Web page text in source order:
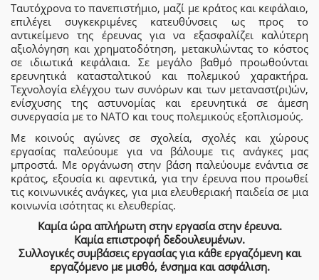
Ταυτόχρονα το πανεπιστήμιο, μαζί με κράτος και κεφάλαιο,
επιλέγει συγκεκριμένες κατευθύνσεις ως προς το
αντικείμενο της έρευνας για να εξασφαλίζει καλύτερη
αξιολόγηση και χρηματοδότηση, μετακυλώντας το κόστος
σε ιδιωτικά κεφάλαια. Σε μεγάλο βαθμό προωθούνται
ερευνητικά κατασταλτικού και πολεμικού χαρακτήρα.
Τεχνολογία ελέγχου των συνόρων και των μεταναστ(ρι)ών,
ενίσχυσης της αστυνομίας και ερευνητικά σε άμεση
συνεργασία με το ΝΑΤΟ και τους πολεμικούς εξοπλισμούς.
Με κοινούς αγώνες σε σχολεία, σχολές και χώρους
εργασίας παλεύουμε για να βάλουμε τις ανάγκες μας
μπροστά. Με οργάνωση στην βάση παλεύουμε ενάντια σε
κράτος, εξουσία κι αφεντικά, για την έρευνα που προωθεί
τις κοινωνικές ανάγκες, για μια ελευθεριακή παιδεία σε μια
κοινωνία ισότητας κι ελευθερίας.
Καμία ώρα απλήρωτη στην εργασία στην έρευνα.
Καμία επιστροφή δεδουλευμένων.
Συλλογικές συμβάσεις εργασίας για κάθε εργαζόμενη και
εργαζόμενο με μισθό, ένσημα και ασφάλιση.